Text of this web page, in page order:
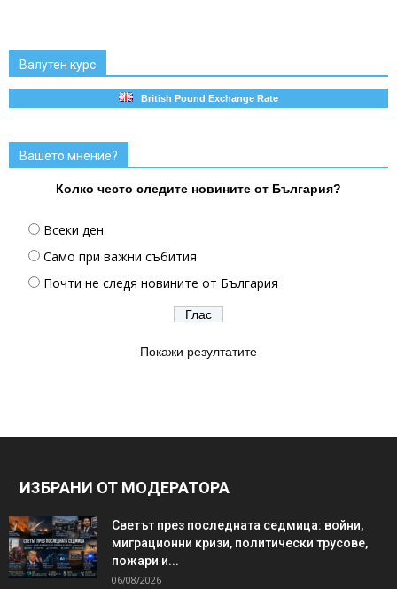
Валутен курс
British Pound Exchange Rate
Вашето мнение?
Колко често следите новините от България?
Всеки ден
Само при важни събития
Почти не следя новините от България
Покажи резултатите
ИЗБРАНИ ОТ МОДЕРАТОРА
Светът през последната седмица: войни,
миграционни кризи, политически трусове,
пожари и...
06/08/2026